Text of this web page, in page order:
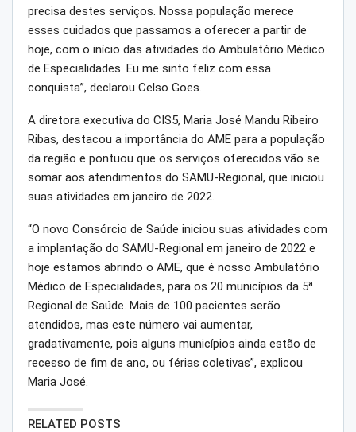
precisa destes serviços. Nossa população merece
esses cuidados que passamos a oferecer a partir de
hoje, com o início das atividades do Ambulatório Médico
de Especialidades. Eu me sinto feliz com essa
conquista”, declarou Celso Goes.
A diretora executiva do CIS5, Maria José Mandu Ribeiro
Ribas, destacou a importância do AME para a população
da região e pontuou que os serviços oferecidos vão se
somar aos atendimentos do SAMU-Regional, que iniciou
suas atividades em janeiro de 2022.
“O novo Consórcio de Saúde iniciou suas atividades com
a implantação do SAMU-Regional em janeiro de 2022 e
hoje estamos abrindo o AME, que é nosso Ambulatório
Médico de Especialidades, para os 20 municípios da 5ª
Regional de Saúde. Mais de 100 pacientes serão
atendidos, mas este número vai aumentar,
gradativamente, pois alguns municípios ainda estão de
recesso de fim de ano, ou férias coletivas”, explicou
Maria José.
RELATED POSTS